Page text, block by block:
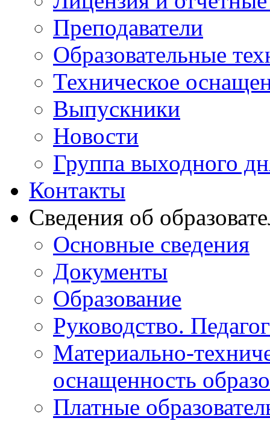
Преподаватели
Образовательные
Техническое
Выпускники
Новости
Группа выходного
Контакты
Сведения об
Основные сведения
Документы
Образование
Руководство.
Материально-
оснащенность
Платные